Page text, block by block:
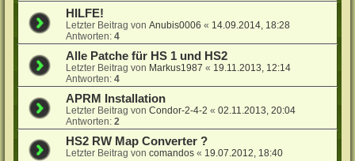
HILFE!
Letzter Beitrag vonAnubis0006 « 14.09.2014, 18:28
Antworten:4
Alle Patche für HS 1 und HS2
Letzter Beitrag von Markus1987 « 19.11.2013, 12:14
Antworten:4
APRM Installation
Letzter Beitrag vonCondor-2-4-2 «02.11.2013, 20:04
Antworten:2
HS2 RW Map Converter ?
Letzter Beitrag voncomandos « 19.07.2012, 18:40